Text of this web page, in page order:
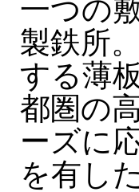
一つの
製鉄所
する薄
都圏の
ーズに
を有し